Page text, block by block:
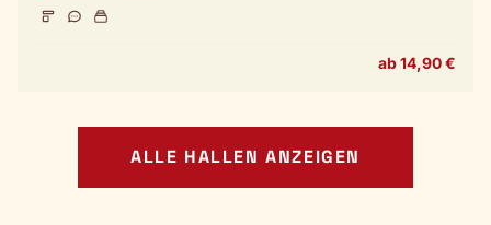
ab 14,90 €
ALLE HALLEN ANZEIGEN